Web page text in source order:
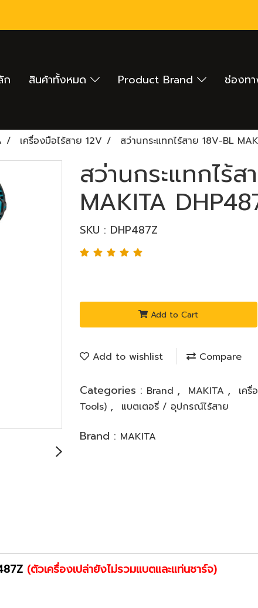
ก สินค้าทั้งหมด Product Brand ช่องทา
เครื่องมือไร้สาย 12V สว่านกระแทกไร้สาย 18V-BL
สว่านกระแทกไร้
MAKITA
SKU : DHP487Z
Add to Cart
Add to wishlist Compare
Categories : Brand , MAKITA ,
เค
Tools) , แบตเตอรี่ / อุปกรณ์ไร้สาย
Brand : MAKITA
(ตัวเครื่องเปล่ายังไม่รวมแบตและแท่นชาร์จ)